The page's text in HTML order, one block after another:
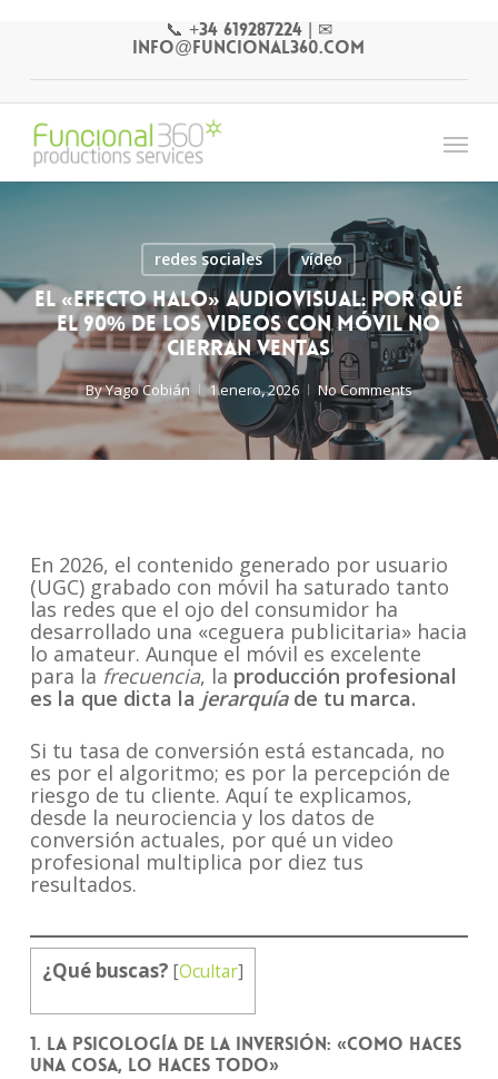
content
📞 +34 619287224| ✉
info@funcional360.com
Menu
redes sociales vídeo
El «Efecto Halo» audiovisual: Por qué
el 90% de los videos con móvil no
cierran ventas
ByYago Cobián 1 enero, 2026 No Comments
En 2026, el contenido generado por usuario
(UGC) grabado con móvil ha saturado tanto
las redes que el ojo del consumidor ha
desarrollado una «ceguera publicitaria» hacia
lo amateur. Aunque el móvil es excelente
para la frecuencia, la producción profesional
es la que dicta la jerarquíade tu marca.
Si tu tasa de conversión está estancada, no
es por el algoritmo; es por la percepción de
riesgo de tu cliente. Aquí te explicamos,
desde la neurociencia y los datos de
conversión actuales, por qué un video
profesional multiplica por diez tus
resultados.
¿Qué buscas? [Ocultar]
1. La Psicología de la Inversión: «Como haces
una cosa, lo haces todo»